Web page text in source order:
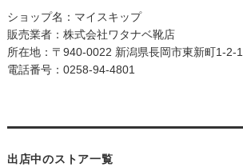
ショップ名：マイスキップ
販売業者：株式会社ワタナベ靴店
所在地：〒940-0022 新潟県長岡市東新町1-2-1
電話番号：0258-94-4801
出店中のストア一覧